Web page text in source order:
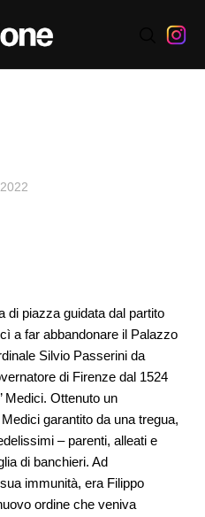
di piazza guidata dal partito
a far abbandonare il Palazzo
Silvio Passerini da
di Firenze dal 1524
Medici. Ottenuto un
garantito da una tregua,
– parenti, alleati e
di banchieri. Ad
immunità, era Filippo
ordine che veniva